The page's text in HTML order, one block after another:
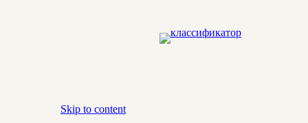
Skip to content